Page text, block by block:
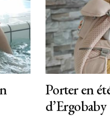
Porter en
d’Ergobaby